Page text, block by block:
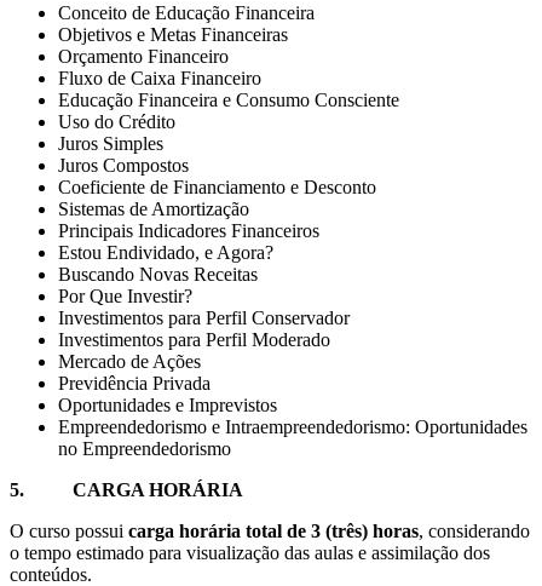
Conceito de Educação Financeira
Objetivos e Metas Financeiras
Orçamento Financeiro
Fluxo de Caixa Financeiro
Educação Financeira e Consumo Consciente
Uso do Crédito
Juros Simples
Juros Compostos
Coeficiente de Financiamento e Desconto
Sistemas de Amortização
Principais Indicadores Financeiros
Estou Endividado, e Agora?
Buscando Novas Receitas
Por Que Investir?
Investimentos para Perfil Conservador
Investimentos para Perfil Moderado
Mercado de Ações
Previdência Privada
Oportunidades e Imprevistos
Empreendedorismo e Intraempreendedorismo: Oportunidades
no Empreendedorismo
5. CARGA HORÁRIA
O curso possui carga horária total de 3 (três) horas, considerando
o tempo estimado para visualização das aulas e assimilação dos
conteúdos.